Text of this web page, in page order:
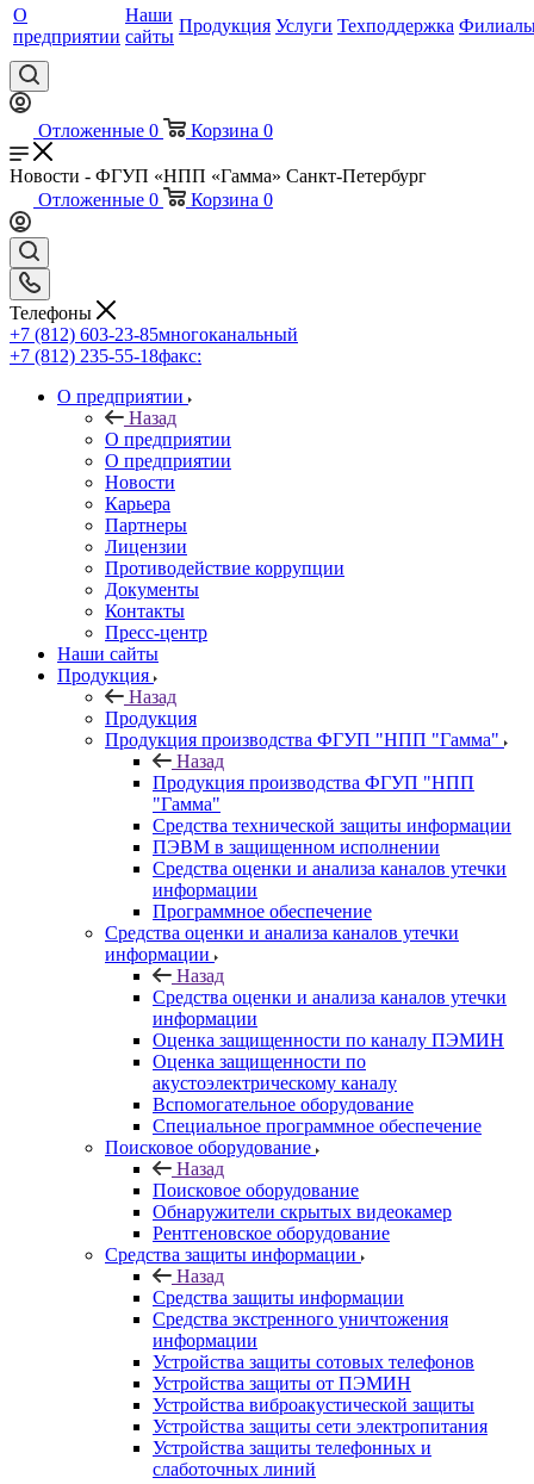
О
предприятии
Наши
сайты
Продукция Услуги Техподдержка
Отложенные 0 Корзина 0
Новости - ФГУП «НПП «Гамма» Санкт-Петербург
Отложенные 0 Корзина 0
Телефоны
+7 (812) 603-23-85многоканальный
+7 (812) 235-55-18факс:
О предприятии
Назад
О предприятии
О предприятии
Новости
Карьера
Партнеры
Лицензии
Противодействие коррупции
Документы
Контакты
Пресс-центр
Наши сайты
Продукция
Назад
Продукция
Продукция производства ФГУП "НПП "Гамма"
Назад
Продукция производства ФГУП "НПП
"Гамма"
Средства технической защиты информации
ПЭВМ в защищенном исполнении
Средства оценки и анализа каналов утечки
информации
Программное обеспечение
Средства оценки и анализа каналов утечки
информации
Назад
Средства оценки и анализа каналов утечки
информации
Оценка защищенности по каналу ПЭМИН
Оценка защищенности по
акустоэлектрическому каналу
Вспомогательное оборудование
Специальное программное обеспечение
Поисковое оборудование
Назад
Поисковое оборудование
Обнаружители скрытых видеокамер
Рентгеновское оборудование
Средства защиты информации
Назад
Средства защиты информации
Средства экстренного уничтожения
информации
Устройства защиты сотовых телефонов
Устройства защиты от ПЭМИН
Устройства виброакустической защиты
Устройства защиты сети электропитания
Устройства защиты телефонных и
слаботочных линий